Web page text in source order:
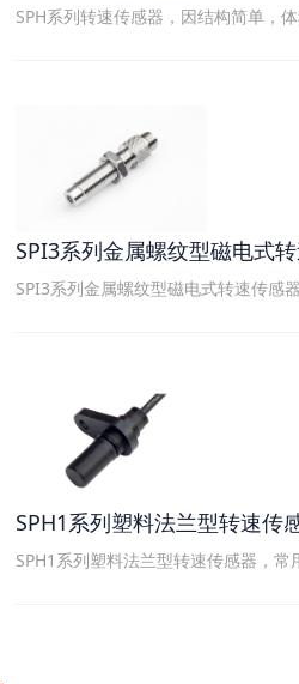
SPH系列转速传感器，因结构简单，
SPI3系列金属螺纹型磁电式
SPI3系列金属螺纹型磁电式转速传感
SPH1系列塑料法兰型转速传
SPH1系列塑料法兰型转速传感器，